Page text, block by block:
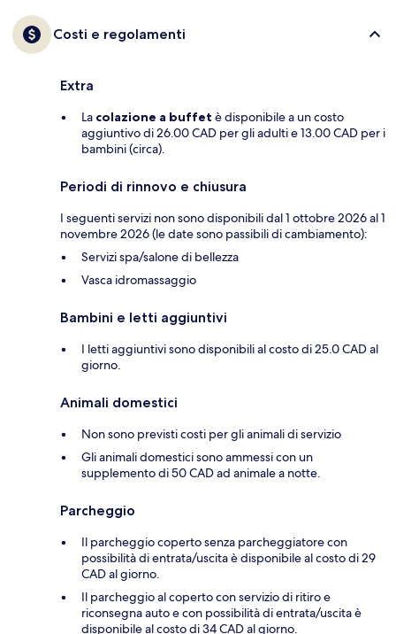
Costi e regolamenti
Extra
La colazione a buffet è disponibile a un costo
aggiuntivo di 26.00 CAD per gli adulti e 13.00 CAD per i
bambini (circa).
Periodi di rinnovo e chiusura
I seguenti servizi non sono disponibili dal 1 ottobre 2026 al 1
novembre 2026 (le date sono passibili di cambiamento):
Servizi spa/salone di bellezza
Vasca idromassaggio
Bambini e letti aggiuntivi
I letti aggiuntivi sono disponibili al costo di 25.0 CAD al
giorno.
Animali domestici
Non sono previsti costi per gli animali di servizio
Gli animali domestici sono ammessi con un
supplemento di 50 CAD ad animale a notte.
Parcheggio
Il parcheggio coperto senza parcheggiatore con
possibilità di entrata/uscita è disponibile al costo di 29
CAD al giorno.
Il parcheggio al coperto con servizio di ritiro e
riconsegna auto e con possibilità di entrata/uscita è
disponibile al costo di 34 CAD al giorno.